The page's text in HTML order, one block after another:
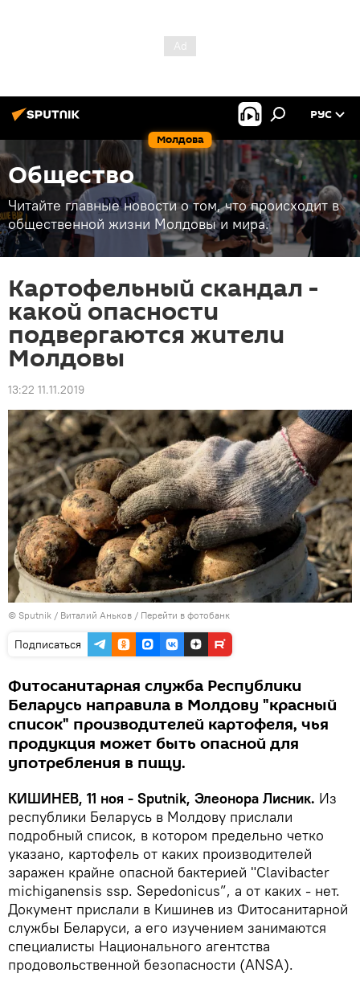
Молдова
РУС
Общество
Читайте главные новости о том, что происходит в
общественной жизни Молдовы и мира.
Картофельный скандал -
какой опасности
подвергаются жители
Молдовы
13:22 11.11.2019
© Sputnik / Виталий Аньков / Перейти в фотобанк
Подписаться
Фитосанитарная служба Республики
Беларусь направила в Молдову "красный
список" производителей картофеля, чья
продукция может быть опасной для
употребления в пищу.
КИШИНЕВ, 11 ноя - Sputnik, Элеонора Лисник. Из
республики Беларусь в Молдову прислали
подробный список, в котором предельно четко
указано, картофель от каких производителей
заражен крайне опасной бактерией "Clavibacter
michiganensis ssp. Sepedonicus”, а от каких - нет.
Документ прислали в Кишинев из Фитосанитарной
службы Беларуси, а его изучением занимаются
специалисты Национального агентства
продовольственной безопасности (ANSA).